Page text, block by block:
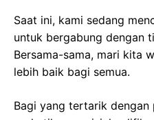
Saat ini, kami sedang
untuk bergabung dengan
Bersama-sama, mari kita
lebih baik bagi semua.
Bagi yang tertarik